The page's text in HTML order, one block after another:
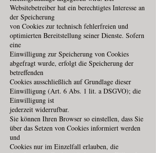
Websitebetreiber hat ein berechtigtes Interesse an
der Speicherung
von Cookies zur technisch fehlerfreien und
optimierten Bereitstellung seiner Dienste. Sofern
eine
Einwilligung zur Speicherung von Cookies
abgefragt wurde, erfolgt die Speicherung der
betreffenden
Cookies ausschließlich auf Grundlage dieser
Einwilligung (Art. 6 Abs. 1 lit. a DSGVO); die
Einwilligung ist
jederzeit widerrufbar.
Sie können Ihren Browser so einstellen, dass Sie
über das Setzen von Cookies informiert werden
und
Cookies nur im Einzelfall erlauben, die